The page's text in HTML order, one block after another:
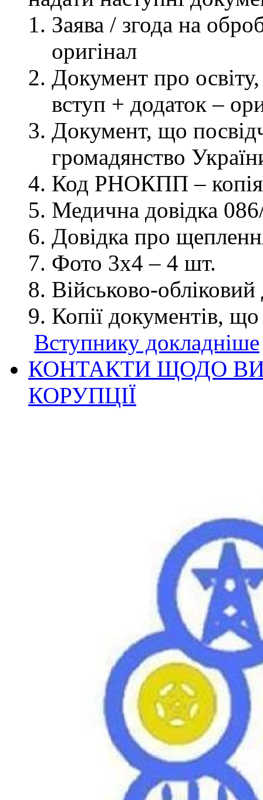
Заява / згода на
оригінал
Документ про освіту,
вступ + додаток –
Документ, що
громадянство
Код РНОКПП – копія
Медична довідка
Довідка про
Фото 3х4 – 4 шт.
Військово-
Копії документів,
Вступнику докладніше
КОНТАКТИ ЩОДО
КОРУПЦІЇ